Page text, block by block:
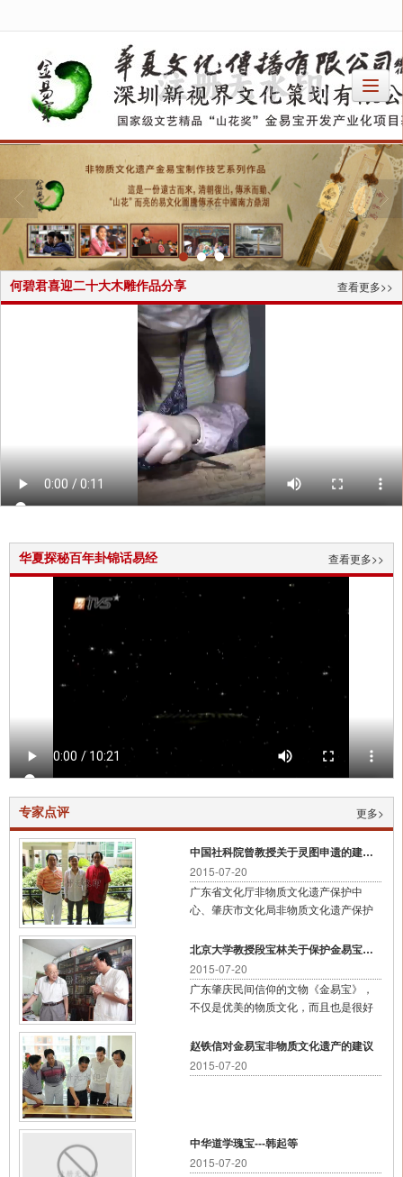
查看更多>>
何碧君喜迎二十大木雕作品分享
查看更多>>
华夏探秘百年卦锦话易经
更多>
专家点评
中国社科院曾教授关于灵图申遗的建见书
2015-07-20
广东省文化厅非物质文化遗产保护中
心、肇庆市文化局非物质文化遗产保护
出版局和肇庆市鼎湖华夏文化传播有限
公司的邀请，于2011年5月1 《金易宝》
灵图信仰申请非物质文化遗产的建议书
北京大学教授段宝林关于保护金易宝文化建议
2015-07-20
广东肇庆民间信仰的文物《金易宝》，
不仅是优美的物质文化，而且也是很好
义与文化价值，并且在工艺制作上也很
有特色。但由于是家族传承，很容易失
传而造成文化遗产的损失，因此，建议
赵铁信对金易宝非物质文化遗产的建议
2015-07-20
中华道学瑰宝---韩起等
2015-07-20